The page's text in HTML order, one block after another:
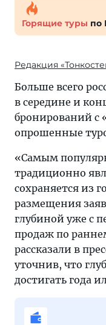
Горящие туры по
Редакция
Больше всего
в середине и
бронирований с
опрошенные
«Самым
традиционно
сохраняется из
размещения
глубиной уже с
продаж по
рассказали в
уточнив, что
достигать года